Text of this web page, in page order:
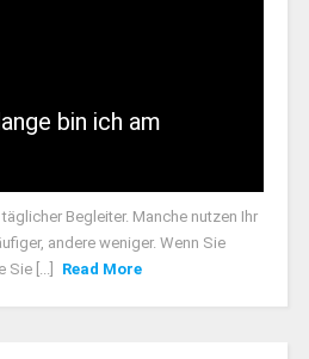
bin ich am
Begleiter. Manche nutzen Ihr
andere weniger. Wenn Sie
[...]
Read More